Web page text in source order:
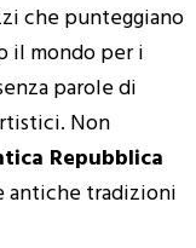
che punteggiano
il mondo per i
parole di
Non
Repubblica
antiche tradizioni